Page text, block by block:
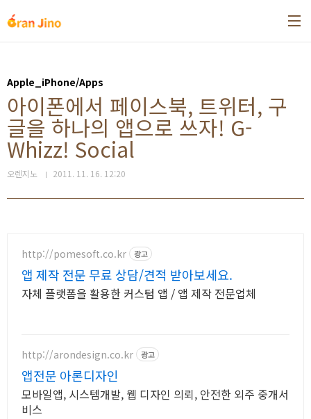
Apple_iPhone/Apps
아이폰에서 페이스북, 트위터, 구
글을 하나의 앱으로 쓰자! G-
Whizz! Social
오렌지노 2011. 11. 16. 12:20
http://pomesoft.co.kr 광고
앱 제작 전문 무료 상담/견적 받아보세요.
자체 플랫폼을 활용한 커스텀 앱 / 앱 제작 전문업체
http://arondesign.co.kr 광고
앱전문 아론디자인
모바일앱, 시스템개발, 웹 디자인 의뢰, 안전한 외주 중개서
비스